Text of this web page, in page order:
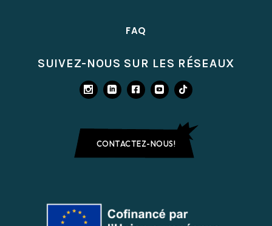
FAQ
SUIVEZ-NOUS SUR LES RÉSEAUX
CONTACTEZ-NOUS!